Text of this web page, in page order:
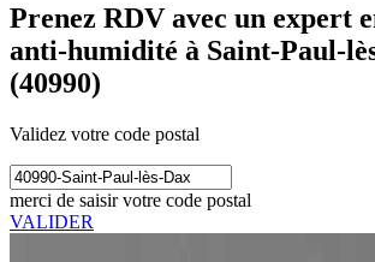
Prenez RDV avec un expert
anti-humidité à Saint-Paul-
(40990)
Validez votre code postal
merci de saisir votre code postal
VALIDER